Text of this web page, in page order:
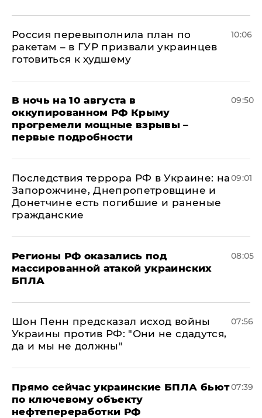
Россия перевыполнила план по
ракетам – в ГУР призвали украинцев
готовиться к худшему
10:06
В ночь на 10 августа в
оккупированном РФ Крыму
прогремели мощные взрывы –
первые подробности
09:50
Последствия террора РФ в Украине: на
Запорожчине, Днепропетровщине и
Донетчине есть погибшие и раненые
гражданские
09:01
Регионы РФ оказались под
массированной атакой украинских
БПЛА
08:05
Шон Пенн предсказал исход войны
Украины против РФ: "Они не сдадутся,
да и мы не должны"
07:56
Прямо сейчас украинские БПЛА бьют
по ключевому объекту
нефтепереработки РФ
07:39